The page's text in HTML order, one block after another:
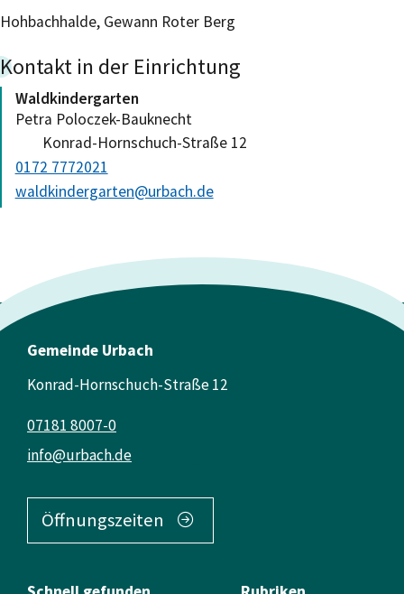
Hohbachhalde, Gewann Roter Berg
Kontakt in der Einrichtung
Petra Poloczek-Bauknecht
Waldkindergarten
Konrad-Hornschuch-Straße 12
waldkindergarten@urbach.de
0172 7772021
Gemeinde Urbach
Konrad-Hornschuch-Straße 12
info@urbach.de
07181 8007-0
Öffnungszeiten